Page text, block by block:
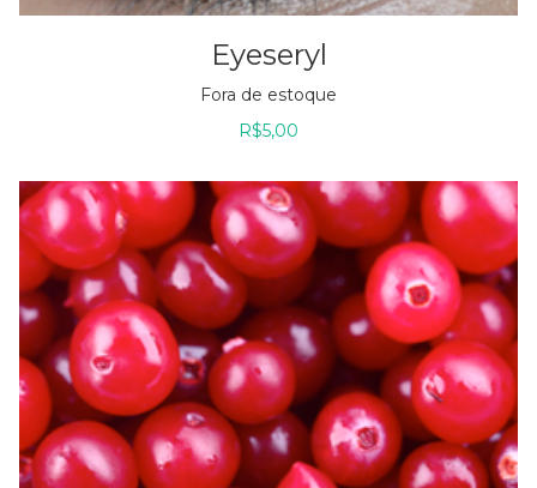
Eyeseryl
Fora de estoque
R$5,00